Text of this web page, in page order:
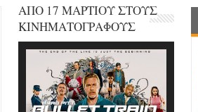
ΑΠΟ 17 ΜΑΡΤΙΟΥ ΣΤΟΥΣ
ΚΙΝΗΜΑΤΟΓΡΑΦΟΥΣ